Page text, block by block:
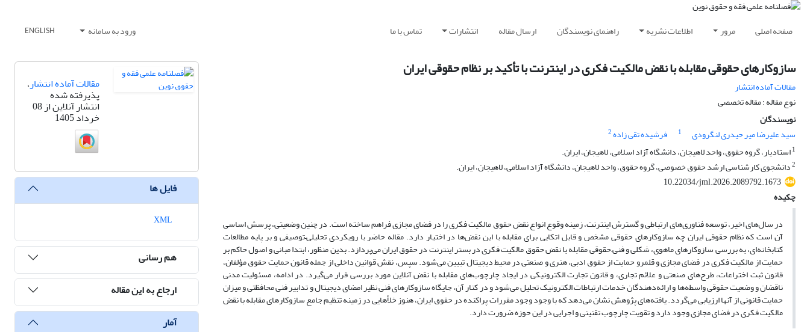
صفحه اصلی مرور اطلاعات نشریه راهنمای نویسندگان ارسال مقاله انتشارات تماس با ما ورود به سامانه ENGLISH
سازوکارهای حقوقی مقابله با نقض مالکیت فکری در اینترنت با تأکید بر نظام حقوقی ایران
مقالات آماده انتشار
نوع مقاله : مقاله تخصصی
نویسندگان
سید علیرضا میر حیدری لنگرودی
1 فرشیده تقی زاده2
1استادیار، گروه حقوق، واحد لاهیجان، دانشگاه آزاد اسلامی، لاهیجان، ایران.
2دانشجوی کارشناسی ارشد حقوق خصوصی، گروه حقوق، واحد لاهیجان، دانشگاه آزاد اسلامی، لاهیجان، ایران.
10.22034/jml.2026.2089792.1673
چکیده
در سال‌های اخیر، توسعه فناوری‌های ارتباطی و گسترش اینترنت، زمینه وقوع انواع نقض حقوق مالکیت فکری را در فضای مجازی فراهم ساخته است. در چنین وضعیتی، پرسش اساسی
آن است که نظام حقوقی ایران چه سازوکارهای حقوقی مشخص و قابل اتکایی برای مقابله با این نقض‌ها در اختیار دارد. مقاله حاضر با رویکردی تحلیلی–توصیفی و بر پایه مطالعات
کتابخانه‌ای، به بررسی سازوکارهای ماهوی، شکلی و فنی–حقوقی مقابله با نقض حقوق مالکیت فکری در بستر اینترنت در حقوق ایران می‌پردازد. بدین منظور، ابتدا مبانی و اصول حاکم بر
حمایت از مالکیت فکری در فضای مجازی و قلمرو حمایت از حقوق ادبی، هنری و صنعتی در محیط دیجیتال تبیین می‌شود. سپس، نقش قوانین داخلی از جمله قانون حمایت حقوق مؤلفان،
قانون ثبت اختراعات، طرح‌های صنعتی و علائم تجاری، و قانون تجارت الکترونیکی در ایجاد چارچوب‌های مقابله با نقض آنلاین مورد بررسی قرار می‌گیرد. در ادامه، مسئولیت مدنی
ناقضان و وضعیت حقوقی واسطه‌ها و ارائه‌دهندگان خدمات ارتباطات الکترونیک تحلیل می‌شود و در کنار آن، جایگاه سازوکارهای فنی نظیر امضای دیجیتال و تدابیر فنی محافظتی و میزان
حمایت قانونی از آنها ارزیابی می‌گردد. یافته‌های پژوهش نشان می‌دهد که با وجود وجود مقررات پراکنده در حقوق ایران، هنوز خلأهایی در زمینه تنظیم جامع سازوکارهای مقابله با نقض
مالکیت فکری در فضای مجازی وجود دارد و تقویت چارچوب تقنینی و اجرایی در این حوزه ضرورت دارد.
مقالات آماده انتشار،
پذیرفته شده
انتشار آنلاین از 08
خرداد 1405
فایل ها
هم رسانی
ارجاع به این مقاله
آمار